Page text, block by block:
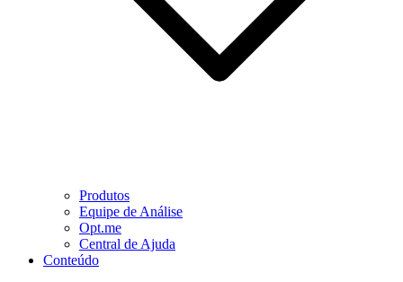
Produtos
Equipe de Análise
Opt.me
Central de Ajuda
Conteúdo